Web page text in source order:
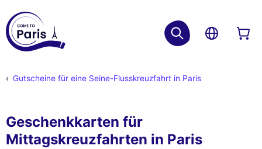
Gutscheine für eine Seine-Flusskreuzfahrt in Paris
Geschenkkarten für
Mittagskreuzfahrten in Paris